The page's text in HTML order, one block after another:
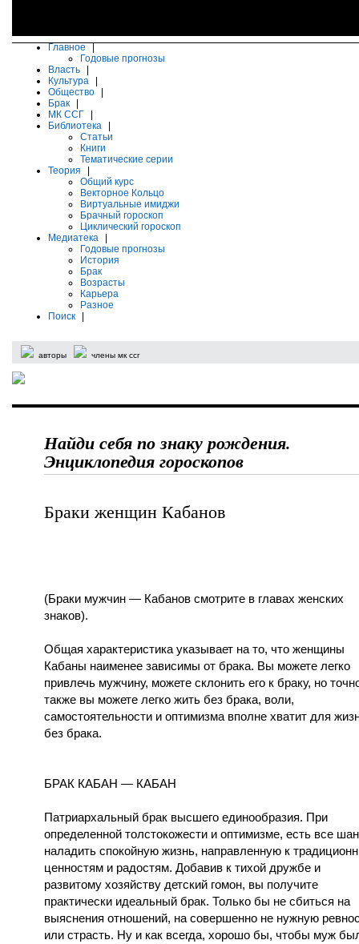
Главное
Годовые прогнозы
Власть
Культура
Общество
Брак
МК ССГ
Библиотека
Статьи
Книги
Тематические серии
Теория
Общий курс
Векторное Кольцо
Виртуальные имиджи
Брачный гороскоп
Циклический гороскоп
Медиатека
Годовые прогнозы
История
Брак
Возрасты
Карьера
Разное
Поиск
авторы члены мк ссг
Найди себя по знаку рождения.
Энциклопедия гороскопов
Браки женщин Кабанов
(Браки мужчин — Кабанов смотрите в главах женских
знаков).
Общая характеристика указывает на то, что женщины
Кабаны наименее зависимы от брака. Вы можете легко
привлечь мужчину, можете склонить его к браку, но
также вы можете легко жить без брака, воли,
самостоятельности и оптимизма вполне хватит для
без брака.
БРАК КАБАН — КАБАН
Патриархальный брак высшего единообразия. При
определенной толстокожести и оптимизме, есть все
наладить спокойную жизнь, направленную к
ценностям и радостям. Добавив к тихой дружбе и
развитому хозяйству детский гомон, вы получите
практически идеальный брак. Только бы не сбиться на
выяснения отношений, на совершенно не нужную
или страсть. Ну и как всегда, хорошо бы, чтобы муж